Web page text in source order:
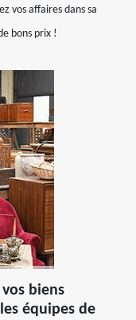
vos affaires dans sa
bons prix !
biens
équipes de